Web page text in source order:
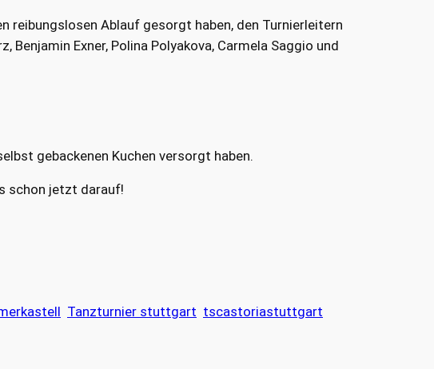
reibungslosen Ablauf gesorgt haben, den Turnierleitern
Exner, Polina Polyakova, Carmela Saggio und
gebackenen Kuchen versorgt haben.
schon jetzt darauf!
Tanzturnier stuttgart tscastoriastuttgart